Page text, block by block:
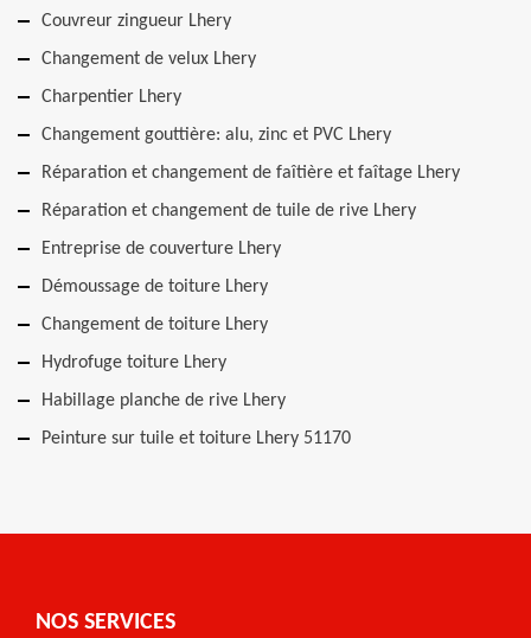
Couvreur zingueur Lhery
Changement de velux Lhery
Charpentier Lhery
Changement gouttière: alu, zinc et PVC Lhery
Réparation et changement de faîtière et faîtage Lhery
Réparation et changement de tuile de rive Lhery
Entreprise de couverture Lhery
Démoussage de toiture Lhery
Changement de toiture Lhery
Hydrofuge toiture Lhery
Habillage planche de rive Lhery
Peinture sur tuile et toiture Lhery 51170
NOS SERVICES